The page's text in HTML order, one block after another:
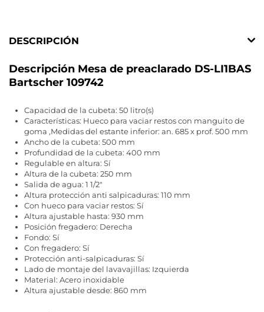
DESCRIPCIÓN
Descripción Mesa de preaclarado DS-LI1BAS
Bartscher 109742
Capacidad de la cubeta: 50 litro(s)
Características: Hueco para vaciar restos con manguito de
goma ,Medidas del estante inferior: an. 685 x prof. 500 mm
Ancho de la cubeta: 500 mm
Profundidad de la cubeta: 400 mm
Regulable en altura: Sí
Altura de la cubeta: 250 mm
Salida de agua: 1 1/2"
Altura protección anti salpicaduras: 110 mm
Con hueco para vaciar restos: Sí
Altura ajustable hasta: 930 mm
Posición fregadero: Derecha
Fondo: Sí
Con fregadero: Sí
Protección anti-salpicaduras: Sí
Lado de montaje del lavavajillas: Izquierda
Material: Acero inoxidable
Altura ajustable desde: 860 mm